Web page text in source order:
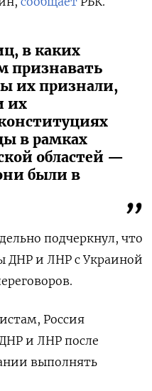
в каких
признавать
их признали,
их
в рамках
областей —
были в
подчеркнул, что
ДНР и ЛНР с Украиной
Россия
и ЛНР после
выполнять